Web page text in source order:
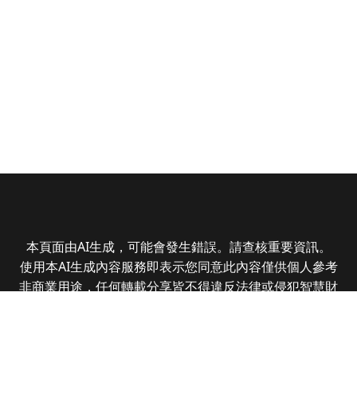
本頁面由AI生成，可能會發生錯誤。請查核重要資訊。
使用本AI生成內容服務即表示您同意此內容僅供個人參考
非商業用途，任何轉載分享皆不得違反法律或侵犯智慧財